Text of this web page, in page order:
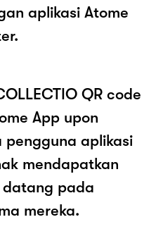
aplikasi Atome
QR code
App upon
pengguna aplikasi
mendapatkan
pada
mereka.